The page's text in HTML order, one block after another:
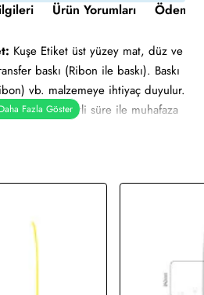
Ürün Yorumları Ödeme
Kuşe Etiket üst yüzey mat, düz ve
baskı (Ribon ile baskı). Baskı
vb. malzemeye ihtiyaç duyulur.
belirli süre ile muhafaza
görmez.
barkod yazıcılar için uygundur.
(Standart yapışkanlı tutkal), Holtmelt
(İz Bırakmayan yapışkanlı
dayanıklı yapışkanlı tutkal)